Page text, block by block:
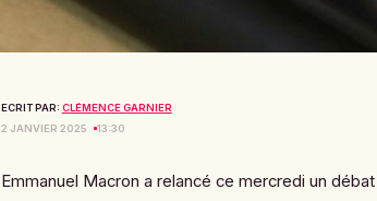
ECRIT PAR: CLÉMENCE GARNIER
2 JANVIER 2025
13:30
Emmanuel Macron a relancé ce mercredi un